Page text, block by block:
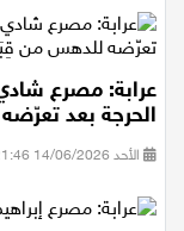
فن
الحرجة بعد
الأحد 14/06/2026 21:46